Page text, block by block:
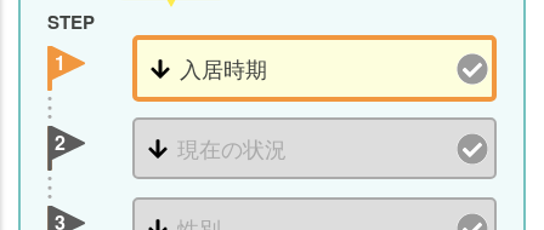
STEP
1
2
3